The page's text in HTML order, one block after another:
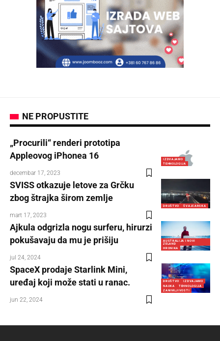
NE PROPUSTITE
IZDVAJAMO
TEHNOLOGIJA
„Procurili“ renderi prototipa
Appleovog iPhonea 16
decembar 17, 2023
DRUŠTVO ŠVAJCARSKA
SVISS otkazuje letove za Grčku
zbog štrajka širom zemlje
mart 17, 2023
AUSTRALIJA I NOVI
ZELAND
HRONIKA
Ajkula odgrizla nogu surferu, hirurzi
pokušavaju da mu je prišiju
jul 24, 2024
DRUŠTVO
IZDVAJAMO
NAUKA
TEHNOLOGIJA
ZANIMLJIVOSTI
SpaceX prodaje Starlink Mini,
uređaj koji može stati u ranac.
jun 22, 2024